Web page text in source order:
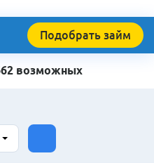
Подобрать займ
возможных